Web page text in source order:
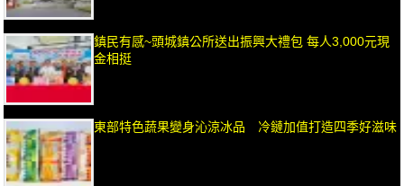
鎮民有感~頭城鎮公所送出振興大禮包 每人3,000元現
金相挺
東部特色蔬果變身沁涼冰品 冷鏈加值打造四季好滋味